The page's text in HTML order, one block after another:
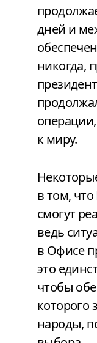
дней и
никогда,
к миру.
в том,
смогут
ведь
в Офисе
это
чтобы
которого
народы,